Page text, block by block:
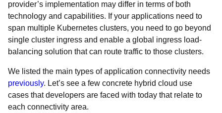
provider’s implementation may differ in terms of both
technology and capabilities. If your applications need to
span multiple Kubernetes clusters, you need to go beyond
single cluster ingress and enable a global ingress load-
balancing solution that can route traffic to those clusters.
We listed the main types of application connectivity needs
previously. Let’s see a few concrete hybrid cloud use
cases that developers are faced with today that relate to
each connectivity area.